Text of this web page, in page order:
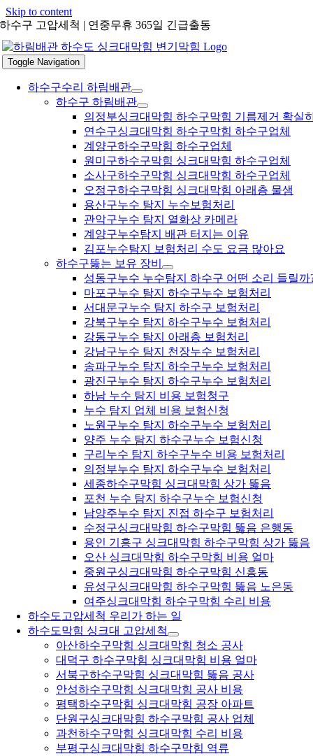
Skip to content
하수구 고압세척 | 연중무휴 365일 긴급출동
Toggle Navigation
하수구수리 하림배관
하수구 하림배관
의정부싱크대막힘 하수구막힘 기름제거 확실
연수구싱크대막힘 하수구막힘 하수구업체
계양구하수구막힘 하수구업체
원미구하수구막힘 싱크대막힘 하수구업체
소사구하수구막힘 싱크대막힘 하수구업체
오정구하수구막힘 싱크대막힘 아래층 물샘
용산구누수 탐지 누수보험처리
관악구누수 탐지 열화상 카메라
계양구누수탐지 배관 터지는 이유
김포누수탐지 보험처리 수도 요금 많아요
하수구뚫는 보유 장비
성동구누수 누수탐지 하수구 어떤 소리 들릴까
마포구누수 탐지 하수구누수 보험처리
서대문구누수 탐지 하수구 보험처리
강북구누수 탐지 하수구누수 보험처리
강동구누수 탐지 아래층 보험처리
강남구누수 탐지 천장누수 보험처리
송파구누수 탐지 하수구누수 보험처리
광진구누수 탐지 하수구누수 보험처리
하남 누수 탐지 비용 보험청구
누수 탐지 업체 비용 보험신청
노원구누수 탐지 하수구누수 보험처리
양주 누수 탐지 하수구누수 보험신청
구리누수 탐지 하수구누수 비용 보험처리
의정부누수 탐지 하수구누수 보험처리
세종하수구막힘 싱크대막힘 상가 뚫음
포천 누수 탐지 하수구누수 보험신청
남양주누수 탐지 진접 하수구 보험처리
수정구싱크대막힘 하수구막힘 뚫음 은행동
용인 기흥구 싱크대막힘 하수구막힘 상가 뚫음
오산 싱크대막힘 하수구막힘 비용 얼마
중원구싱크대막힘 하수구막힘 신흥동
유성구싱크대막힘 하수구막힘 뚫음 노은동
여주싱크대막힘 하수구막힘 수리 비용
하수도고압세척 우리가 하는 일
하수도막힘 싱크대 고압세척
아산하수구막힘 싱크대막힘 청소 공사
대덕구 하수구막힘 싱크대막힘 비용 얼마
서북구하수구막힘 싱크대막힘 뚫음 공사
안성하수구막힘 싱크대막힘 공사 비용
평택하수구막힘 싱크대막힘 공장 아파트
단원구싱크대막힘 하수구막힘 공사 업체
과천하수구막힘 싱크대막힘 수리 비용
부평구싱크대막힘 하수구막힘 역류